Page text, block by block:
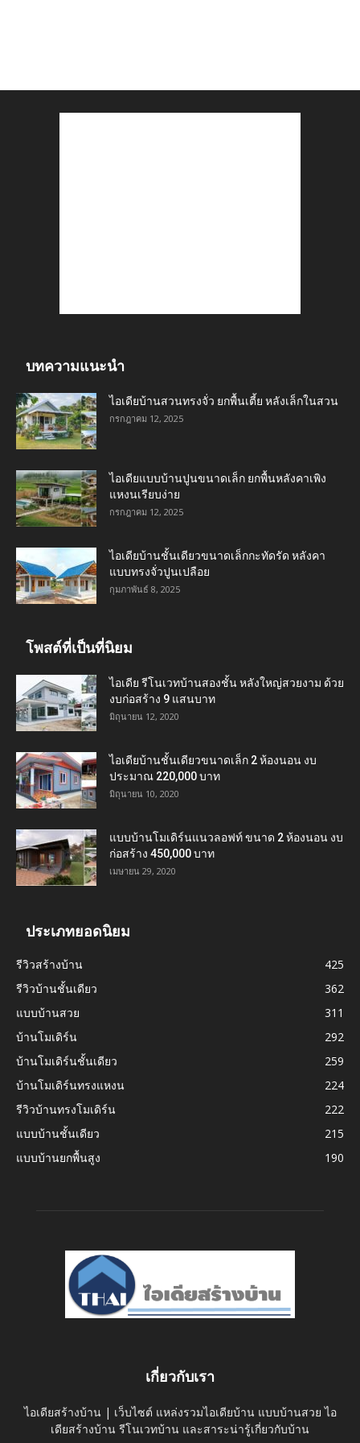
บทความแนะนำ
ไอเดียบ้านสวนทรงจั่ว ยกพื้นเตี้ย หลังเล็กในสวน
กรกฎาคม 12, 2025
ไอเดียแบบบ้านปูนขนาดเล็ก ยกพื้นหลังคาเพิง
แหงนเรียบง่าย
กรกฎาคม 12, 2025
ไอเดียบ้านชั้นเดียวขนาดเล็กกะทัดรัด หลังคา
แบบทรงจั่วปูนเปลือย
กุมภาพันธ์ 8, 2025
โพสต์ที่เป็นที่นิยม
ไอเดีย รีโนเวทบ้านสองชั้น หลังใหญ่สวยงาม ด้วย
งบก่อสร้าง 9 แสนบาท
มิถุนายน 12, 2020
ไอเดียบ้านชั้นเดียวขนาดเล็ก 2 ห้องนอน งบ
ประมาณ 220,000 บาท
มิถุนายน 10, 2020
แบบบ้านโมเดิร์นแนวลอฟท์ ขนาด 2 ห้องนอน งบ
ก่อสร้าง 450,000 บาท
เมษายน 29, 2020
ประเภทยอดนิยม
รีวิวสร้างบ้าน
425
รีวิวบ้านชั้นเดียว
362
แบบบ้านสวย
311
บ้านโมเดิร์น
292
บ้านโมเดิร์นชั้นเดียว
259
บ้านโมเดิร์นทรงแหงน
224
รีวิวบ้านทรงโมเดิร์น
222
แบบบ้านชั้นเดียว
215
แบบบ้านยกพื้นสูง
190
เกี่ยวกับเรา
ไอเดียสร้างบ้าน | เว็บไซต์ แหล่งรวมไอเดียบ้าน แบบบ้านสวย ไอ
เดียสร้างบ้าน รีโนเวทบ้าน และสาระน่ารู้เกี่ยวกับบ้าน